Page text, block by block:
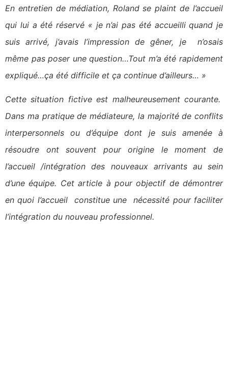
En entretien de médiation, Roland se plaint de l’accueil
qui lui a été réservé « je n’ai pas été accueilli quand je
suis arrivé, j’avais l’impression de gêner, je n’osais
même pas poser une question…Tout m’a été rapidement
expliqué…ça été difficile et ça continue d’ailleurs… »
Cette situation fictive est malheureusement courante.
Dans ma pratique de médiateure, la majorité de conflits
interpersonnels ou d’équipe dont je suis amenée à
résoudre ont souvent pour origine le moment de
l’accueil /intégration des nouveaux arrivants au sein
d’une équipe. Cet article à pour objectif de démontrer
en quoi l’accueil constitue une nécessité pour faciliter
l’intégration du nouveau professionnel.